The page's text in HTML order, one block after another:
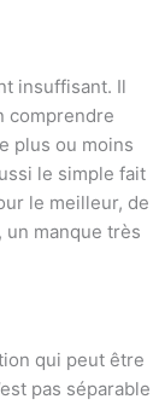
insuffisant. Il
comprendre
plus ou moins
le simple fait
le meilleur, de
un manque très
qui peut être
pas séparable